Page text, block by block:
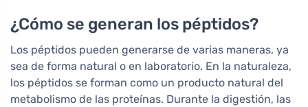
¿Cómo se generan los péptidos?
Los péptidos pueden generarse de varias maneras, ya
sea de forma natural o en laboratorio. En la naturaleza,
los péptidos se forman como un producto natural del
metabolismo de las proteínas. Durante la digestión, las